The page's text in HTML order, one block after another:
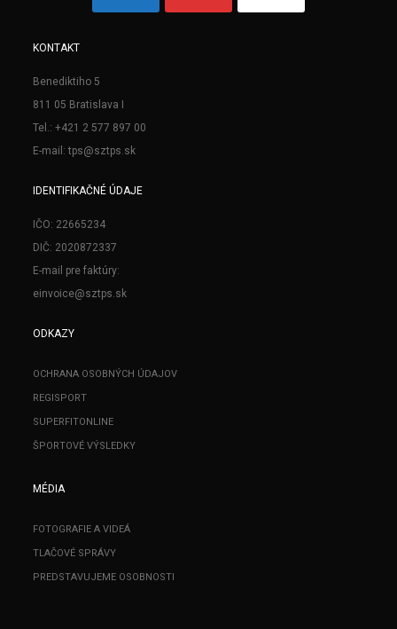
KONTAKT
Benediktiho 5
811 05 Bratislava I
Tel.: +421 2 577 897 00
E-mail: tps@sztps.sk
IDENTIFIKAČNÉ ÚDAJE
IČO: 22665234
DIČ: 2020872337
E-mail pre faktúry:
einvoice@sztps.sk
ODKAZY
OCHRANA OSOBNÝCH ÚDAJOV
REGISPORT
SUPERFITONLINE
ŠPORTOVÉ VÝSLEDKY
MÉDIA
FOTOGRAFIE A VIDEÁ
TLAČOVÉ SPRÁVY
PREDSTAVUJEME OSOBNOSTI